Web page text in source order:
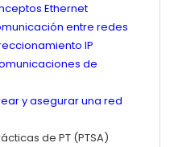
Ethernet
entre redes
IP
de
y asegurar una red
de PT (PTSA)